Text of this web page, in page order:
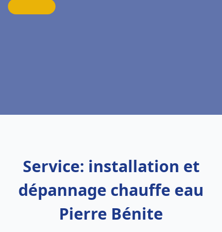
Service: installation et
dépannage chauffe eau
Pierre Bénite